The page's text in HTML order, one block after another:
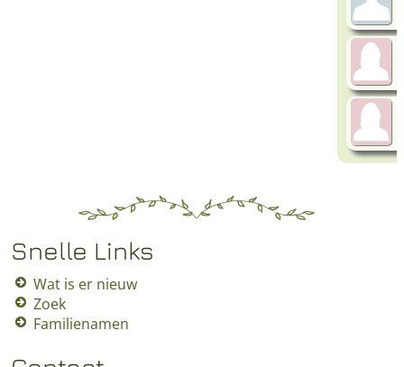
Snelle Links
Wat is er nieuw
Zoek
Familienamen